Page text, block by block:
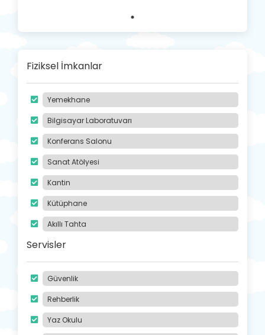
Fiziksel İmkanlar
Yemekhane
Bilgisayar Laboratuvarı
Konferans Salonu
Sanat Atölyesi
Kantin
Kütüphane
Akıllı Tahta
Servisler
Güvenlik
Rehberlik
Yaz Okulu